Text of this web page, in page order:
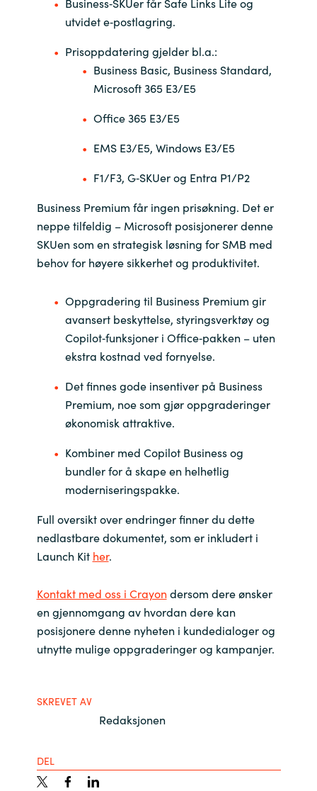
Spain
Sweden
Switzerland
Ukraine
United Kingdom
utvidet e‑postlagring.
Prisoppdatering gjelder bl.a.:
Business Basic, Business Standard,
Microsoft 365 E3/E5
Office 365 E3/E5
EMS E3/E5, Windows E3/E5
F1/F3, G‑SKUer og Entra P1/P2
Business Premium får ingen prisøkning. Det er
neppe tilfeldig – Microsoft posisjonerer denne
SKUen som en strategisk løsning for SMB med
behov for høyere sikkerhet og produktivitet.
Oppgradering til Business Premium gir
avansert beskyttelse, styringsverktøy og
Copilot‑funksjoner i Office‑pakken – uten
ekstra kostnad ved fornyelse.
Det finnes gode insentiver på Business
Premium, noe som gjør oppgraderinger
økonomisk attraktive.
Kombiner med Copilot Business og
bundler for å skape en helhetlig
moderniseringspakke.
Full oversikt over endringer finner du dette
nedlastbare dokumentet, som er inkludert i
Launch Kit her.
Kontakt med oss i Crayon dersom dere ønsker
en gjennomgang av hvordan dere kan
posisjonere denne nyheten i kundedialoger og
utnytte mulige oppgraderinger og kampanjer.
SKREVET AV
Redaksjonen
DEL